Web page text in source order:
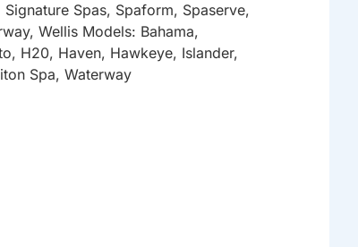
Spas, Spaform, Spaserve,
Wellis Models: Bahama,
H20, Haven, Hawkeye, Islander,
Spa, Waterway